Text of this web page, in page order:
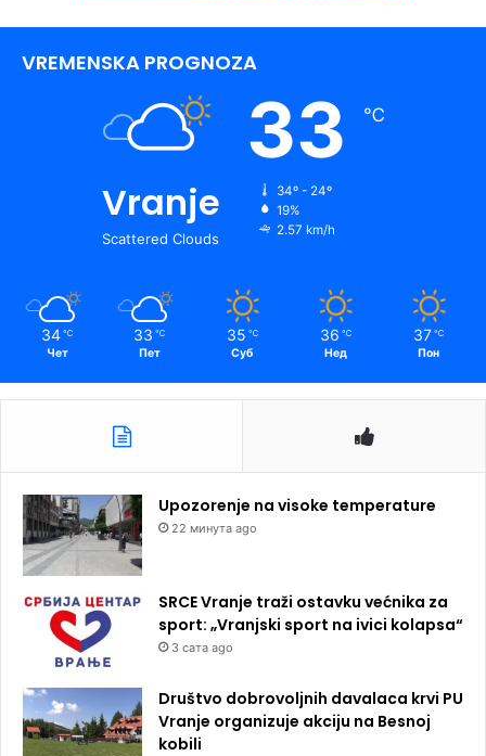
VREMENSKA PROGNOZA
Vranje
Scattered Clouds
33 ℃
34º - 24º
19%
2.57 km/h
34 ℃
Чет
33 ℃
Пет
35 ℃
Суб
36 ℃
Нед
37 ℃
Пон
Upozorenje na visoke temperature
22 минута ago
SRCE Vranje traži ostavku većnika za
sport: „Vranjski sport na ivici kolapsa“
3 сата ago
Društvo dobrovoljnih davalaca krvi PU
Vranje organizuje akciju na Besnoj
kobili